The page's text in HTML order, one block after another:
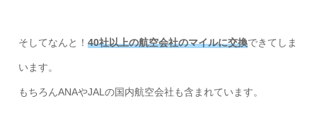
そしてなんと！ 40社以上の航空会社のマイルに交換できてしま
います。
もちろんANAやJALの国内航空会社も含まれています。